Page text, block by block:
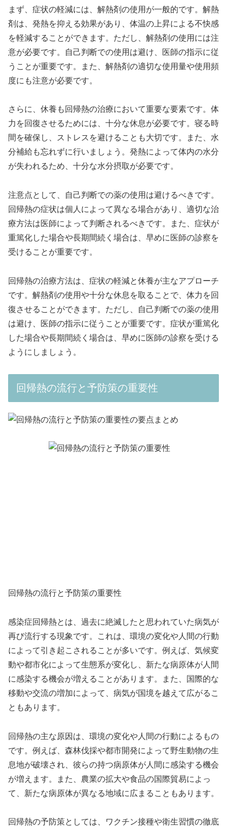
まず、症状の軽減には、解熱剤の使用が一般的です。解熱
剤は、発熱を抑える効果があり、体温の上昇による不快感
を軽減することができます。ただし、解熱剤の使用には注
意が必要です。自己判断での使用は避け、医師の指示に従
うことが重要です。また、解熱剤の適切な使用量や使用頻
度にも注意が必要です。
さらに、休養も回帰熱の治療において重要な要素です。体
力を回復させるためには、十分な休息が必要です。寝る時
間を確保し、ストレスを避けることも大切です。また、水
分補給も忘れずに行いましょう。発熱によって体内の水分
が失われるため、十分な水分摂取が必要です。
注意点として、自己判断での薬の使用は避けるべきです。
回帰熱の症状は個人によって異なる場合があり、適切な治
療方法は医師によって判断されるべきです。また、症状が
重篤化した場合や長期間続く場合は、早めに医師の診察を
受けることが重要です。
回帰熱の治療方法は、症状の軽減と休養が主なアプローチ
です。解熱剤の使用や十分な休息を取ることで、体力を回
復させることができます。ただし、自己判断での薬の使用
は避け、医師の指示に従うことが重要です。症状が重篤化
した場合や長期間続く場合は、早めに医師の診察を受ける
ようにしましょう。
回帰熱の流行と予防策の重要性
回帰熱の流行と予防策の重要性
感染症回帰熱とは、過去に絶滅したと思われていた病気が
再び流行する現象です。これは、環境の変化や人間の行動
によって引き起こされることが多いです。例えば、気候変
動や都市化によって生態系が変化し、新たな病原体が人間
に感染する機会が増えることがあります。また、国際的な
移動や交流の増加によって、病気が国境を越えて広がるこ
ともあります。
回帰熱の主な原因は、環境の変化や人間の行動によるもの
です。例えば、森林伐採や都市開発によって野生動物の生
息地が破壊され、彼らの持つ病原体が人間に感染する機会
が増えます。また、農業の拡大や食品の国際貿易によっ
て、新たな病原体が異なる地域に広まることもあります。
回帰熱の予防策としては、ワクチン接種や衛生習慣の徹底